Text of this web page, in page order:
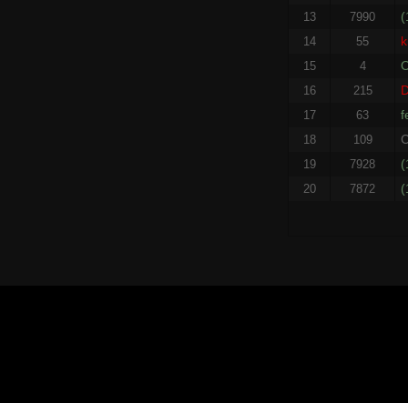
13 7990
14 55
15 4
16 215
17 63
18 109
19 7928
20 7872